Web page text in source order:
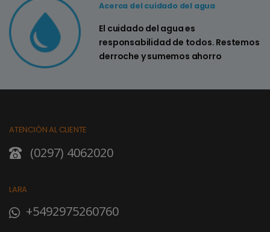
Acerca del cuidado del agua
El cuidado del agua es
responsabilidad de todos. Restemos
derroche y sumemos ahorro
ATENCIÓN AL CLIENTE
(0297) 4062020
LARA
+5492975260760